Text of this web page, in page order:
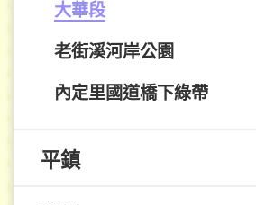
大華段
老街溪河岸公園
內定里國道橋下綠帶
平鎮